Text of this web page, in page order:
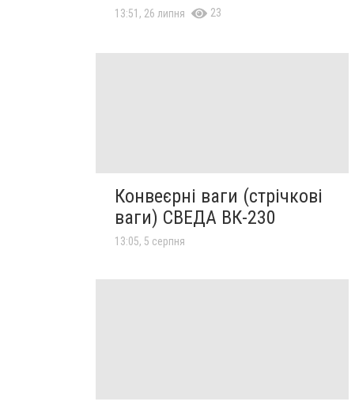
13:51, 26 липня 23
Конвеєрні ваги (стрічкові
ваги) СВЕДА ВК-230
13:05, 5 серпня